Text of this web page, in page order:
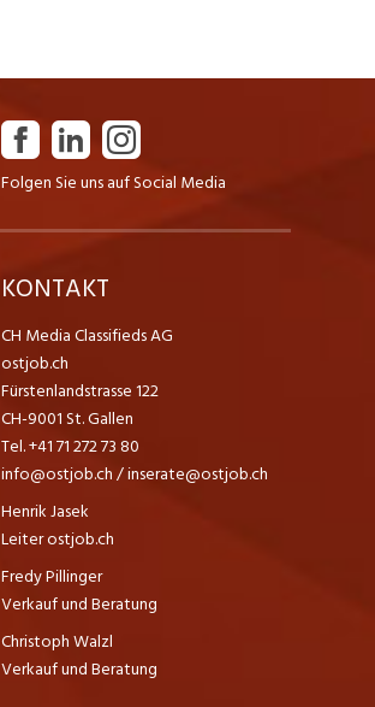
Folgen Sie uns auf Social Media
KONTAKT
CH Media Classifieds AG
ostjob.ch
Fürstenlandstrasse 122
CH-9001 St. Gallen
Tel. +41 71 272 73 80
info@ostjob.ch/inserate@ostjob.ch
Henrik Jasek
Leiter ostjob.ch
Fredy Pillinger
Verkauf und Beratung
Christoph Walzl
Verkauf und Beratung